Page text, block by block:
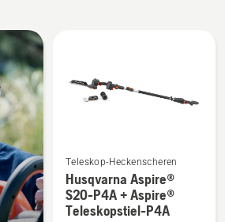
Mehr
Details
Teleskop-Heckenscheren
Husqvarna Aspire®
S20-P4A + Aspire®
Teleskopstiel-P4A